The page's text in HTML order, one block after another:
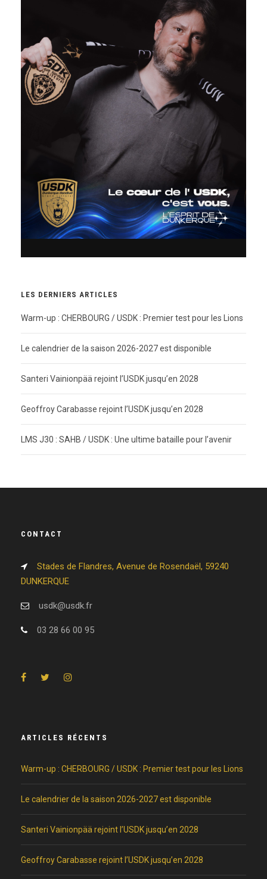
LES DERNIERS ARTICLES
Warm-up : CHERBOURG / USDK : Premier test pour les Lions
Le calendrier de la saison 2026-2027 est disponible
Santeri Vainionpää rejoint l’USDK jusqu’en 2028
Geoffroy Carabasse rejoint l’USDK jusqu’en 2028
LMS J30 : SAHB / USDK : Une ultime bataille pour l’avenir
CONTACT
Stades de Flandres, Avenue de Rosendaël, 59240
DUNKERQUE
usdk@usdk.fr
03 28 66 00 95
ARTICLES RÉCENTS
Warm-up : CHERBOURG / USDK : Premier test pour les Lions
Le calendrier de la saison 2026-2027 est disponible
Santeri Vainionpää rejoint l’USDK jusqu’en 2028
Geoffroy Carabasse rejoint l’USDK jusqu’en 2028